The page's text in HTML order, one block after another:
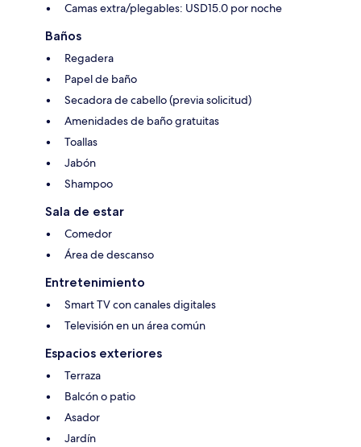
Camas extra/plegables: USD15.0 por noche
Baños
Regadera
Papel de baño
Secadora de cabello (previa solicitud)
Amenidades de baño gratuitas
Toallas
Jabón
Shampoo
Sala de estar
Comedor
Área de descanso
Entretenimiento
Smart TV con canales digitales
Televisión en un área común
Espacios exteriores
Terraza
Balcón o patio
Asador
Jardín